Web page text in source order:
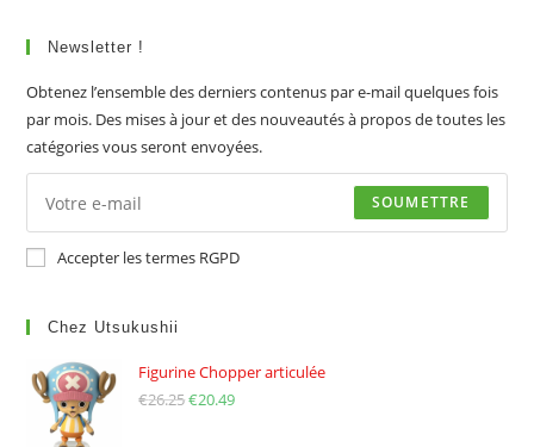
Newsletter !
Obtenez l’ensemble des derniers contenus par e-mail quelques fois
par mois. Des mises à jour et des nouveautés à propos de toutes les
catégories vous seront envoyées.
SOUMETTRE
Accepter les termes RGPD
Chez Utsukushii
Figurine Chopper articulée
€26.25Le
€20.49Le